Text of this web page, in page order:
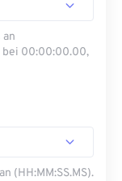
bei 00:00:00.00,
(HH:MM:SS.MS).